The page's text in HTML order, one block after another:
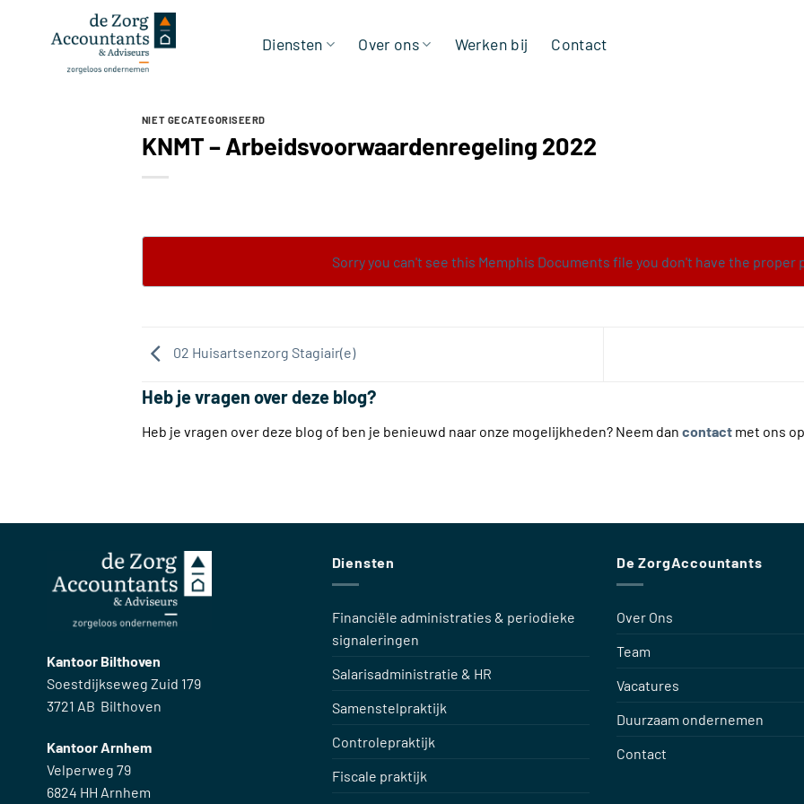
Diensten Over ons Werken bij Contact
NIET GECATEGORISEERD
KNMT – Arbeidsvoorwaardenregeling 2022
Sorry you can't see this Memphis Documents file you don't have the proper
02 Huisartsenzorg Stagiair(e)
Heb je vragen over deze blog?
Heb je vragen over deze blog of ben je benieuwd naar onze mogelijkheden? Neem dan contactmet ons
Kantoor Bilthoven
Soestdijkseweg Zuid 179
3721 AB Bilthoven
Kantoor Arnhem
Velperweg 79
6824 HH Arnhem
Diensten
Financiële administraties & periodieke
signaleringen
Salarisadministratie & HR
Samenstelpraktijk
Controlepraktijk
Fiscale praktijk
De ZorgAccountants
Over Ons
Team
Vacatures
Duurzaam ondernemen
Contact